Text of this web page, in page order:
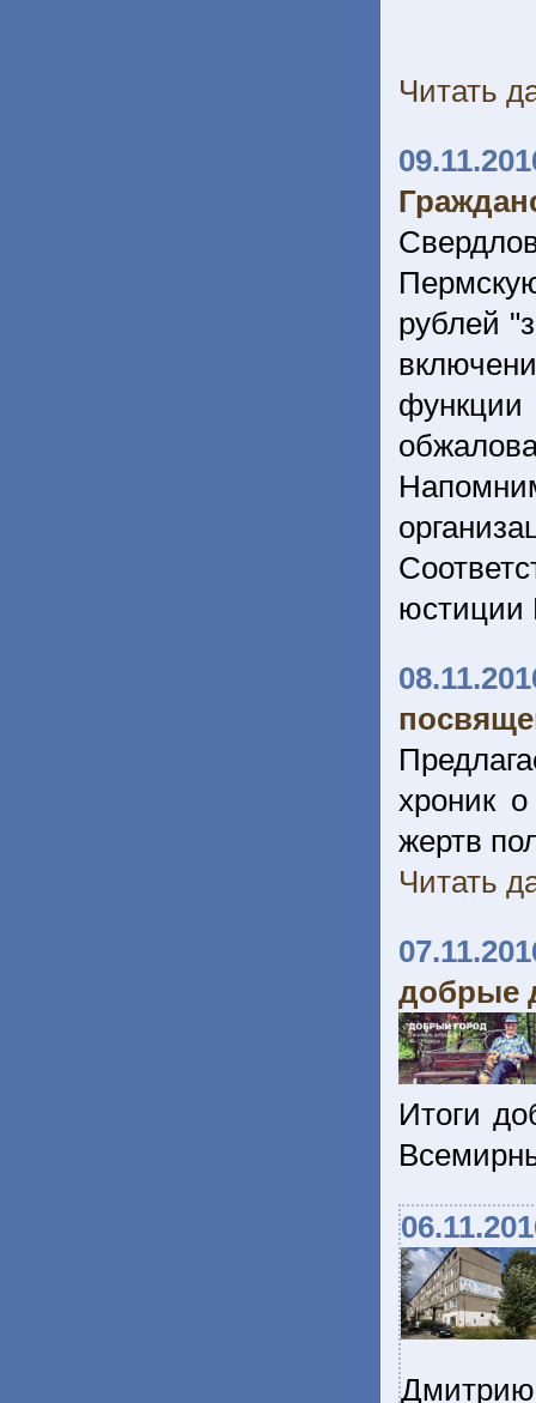
Читать
рублей
юстиции
хроник
жертв
Читать
добрые
Итоги
Дмитрию